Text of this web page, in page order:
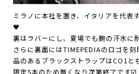
ミラノに本社を置き、イタリアを代表
🖤
裏はラバーにし、夏場でも腕の汗水に
さらに裏面にはTIMEPEDIAのロゴを刻
品のあるブラックストラップはCO1と
限定5本のため無くなり次第終了です☑️